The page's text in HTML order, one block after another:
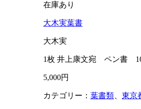
在庫あり
大木実葉書
大木実
1枚 井上康文宛 ペン書
5,000円
カテゴリー： 葉書類 東京